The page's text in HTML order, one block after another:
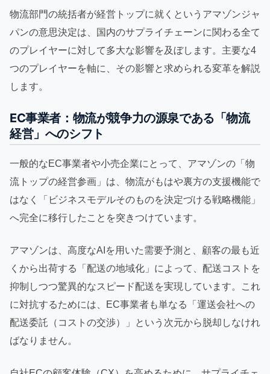
物流部門の統括者が経営トップに就くというアマゾンジャ
パンの意思決定は、国内のサプライチェーンに関わる全て
のプレイヤーに対して多大な影響を及ぼします。主要な4
つのプレイヤーを軸に、その影響と求められる変革を解説
します。
EC事業者：物流が競争力の源泉である「物流
経営」へのシフト
一般的なEC事業者や小売企業にとって、アマゾンの「物
流トップの経営参画」は、物流がもはや裏方の支援機能で
はなく「ビジネスモデルそのものを決定づける戦略機能」
へ完全に移行したことを突きつけています。
アマゾンは、高度なAIを用いた需要予測と、顧客の最も近
くから出荷する「配送の地域化」によって、配送コストを
抑制しつつ驚異的なスピード配送を実現しています。これ
に対抗するためには、EC事業者も単なる「運送会社への
配送委託（コストの交渉）」という次元から脱却しなけれ
ばなりません。